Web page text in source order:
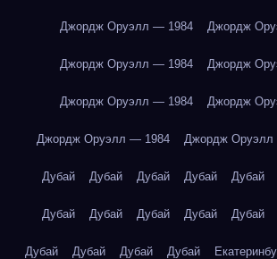
Джордж Оруэлл — 1984 Джордж
Джордж Оруэлл — 1984 Джордж
Джордж Оруэлл — 1984 Джордж
Джордж Оруэлл — 1984 Джордж Оруэлл
Дубай Дубай Дубай Дубай Дубай
Дубай Дубай Дубай Дубай Дубай
Дубай Дубай Дубай Дубай